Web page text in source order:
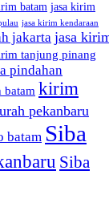
batam jasa kirim
jasa kirim kendaraan
jakarta jasa
tanjung pinang
pindahan
batam kirim
pekanbaru
batam Siba
Siba